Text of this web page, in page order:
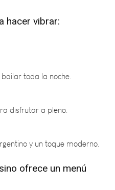
hacer vibrar:
la noche.
disfrutar a pleno.
y un toque moderno.
ofrece un menú